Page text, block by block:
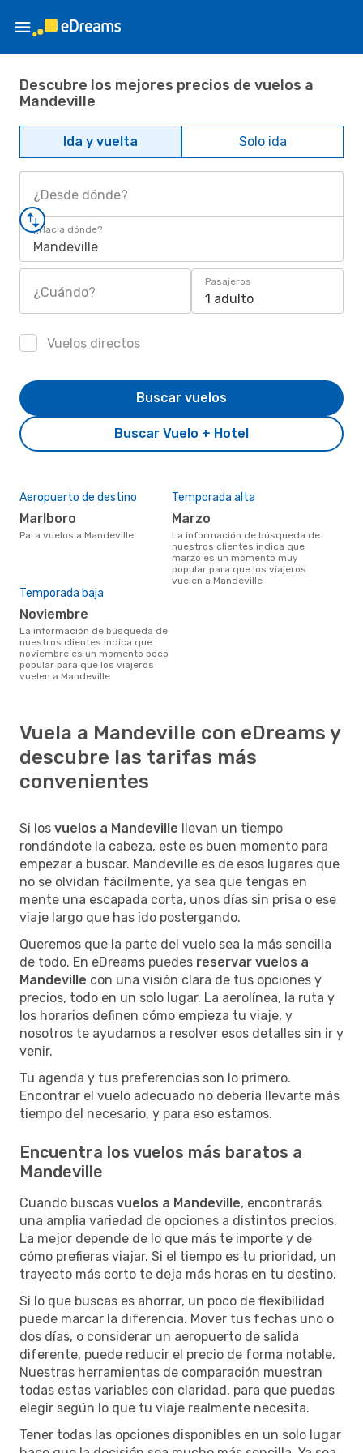
Descubre los mejores precios de vuelos a
Mandeville
Ida y vuelta Solo ida
¿Desde dónde?
¿Hacia dónde?
Mandeville
¿Cuándo?
Pasajeros
1 adulto
Vuelos directos
Buscar Vuelo + Hotel
Buscar vuelos
Aeropuerto de destino
Marlboro
Para vuelos a Mandeville
Temporada alta
marzo
La información de búsqueda de
nuestros clientes indica que
marzo es un momento muy
popular para que los viajeros
vuelen a Mandeville
Temporada baja
noviembre
La información de búsqueda de
nuestros clientes indica que
noviembre es un momento poco
popular para que los viajeros
vuelen a Mandeville
Vuela a Mandeville con eDreams y
descubre las tarifas más
convenientes
Si los vuelos a Mandeville llevan un tiempo
rondándote la cabeza, este es buen momento para
empezar a buscar. Mandeville es de esos lugares que
no se olvidan fácilmente, ya sea que tengas en
mente una escapada corta, unos días sin prisa o ese
viaje largo que has ido postergando.
Queremos que la parte del vuelo sea la más sencilla
de todo. En eDreams puedes reservar vuelos a
Mandeville con una visión clara de tus opciones y
precios, todo en un solo lugar. La aerolínea, la ruta y
los horarios definen cómo empieza tu viaje, y
nosotros te ayudamos a resolver esos detalles sin ir y
venir.
Tu agenda y tus preferencias son lo primero.
Encontrar el vuelo adecuado no debería llevarte más
tiempo del necesario, y para eso estamos.
Encuentra los vuelos más baratos a
Mandeville
Cuando buscas vuelos a Mandeville, encontrarás
una amplia variedad de opciones a distintos precios.
La mejor depende de lo que más te importe y de
cómo prefieras viajar. Si el tiempo es tu prioridad, un
trayecto más corto te deja más horas en tu destino.
Si lo que buscas es ahorrar, un poco de flexibilidad
puede marcar la diferencia. Mover tus fechas uno o
dos días, o considerar un aeropuerto de salida
diferente, puede reducir el precio de forma notable.
Nuestras herramientas de comparación muestran
todas estas variables con claridad, para que puedas
elegir según lo que tu viaje realmente necesita.
Tener todas las opciones disponibles en un solo lugar